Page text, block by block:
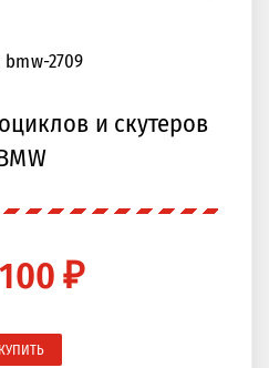
bmw-2709
и скутеров
₽
КУПИТЬ